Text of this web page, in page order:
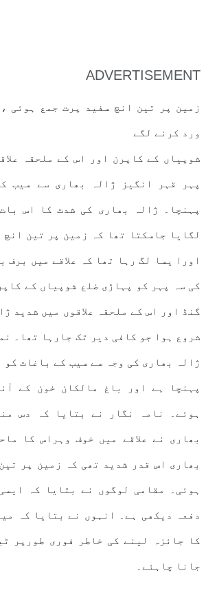
ADVERTISEMENT
زمین پر تین انچ سفید پرت جمع ہوئی
ورد کرنے لگے
شوپیاں کے کاپرن اور اس کے ملحقہ
پہر قہر انگیز ژالہ بھاری سے سیب
پہنچا۔ ژالہ بھاری کی شدت کا اس
لگایا جاسکتا تھا کہ زمین پر تین
اورا یسا لگ رہا تھا کہ علاقے میں برف
کی سہ پہر کو پہاڑی ضلع شوپیاں کے
گنڈ اور اس کے ملحقہ علاقوں میں شدید
شروع ہوا جو کافی دیر تک جارہا تھا۔
ژالہ بھاری کی وجہ سے سیب کے باغات کو
پہنچا ہے اور باغ مالکان خون کے
ہوئے۔ نامہ نگار نے بتایا کہ دس
بھاری نے علاقے میں خوف وہراس کا
بھاری اس قدر شدید تھی کہ زمین پر
ہوئی۔ مقامی لوگوں نے بتایا کہ
دفعہ دیکھی ہے۔ انہوں نے بتایا کہ
کا جائزہ لینے کی خاطر فوری طورپر
جانا چاہئے۔